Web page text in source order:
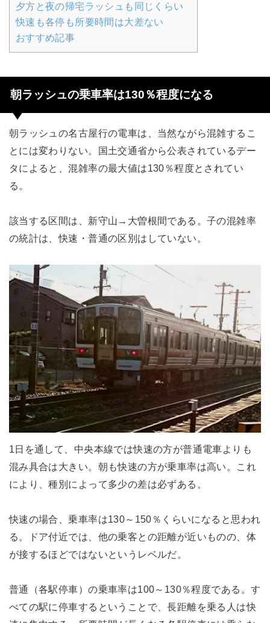
夕方と夜の帰宅ラッシュも同じくらい
快速も各停も所要時間は大差ない
おすすめ記事
朝ラッシュの乗車率は130％程度になる
朝ラッシュの名古屋行の電車は、当然ながら混雑するこ
とには変わりない。国土交通省から公表されているデー
タによると、混雑率の最大値は130％程度とされてい
る。
該当する区間は、新守山→大曽根間である。子の混雑率
の統計は、快速・普通の区別はしていない。
1日を通して、中央本線では快速の方が普通電車よりも
混み具合は大きい。朝も快速の方が乗車率は高い。これ
により、種別によって多少の差は必ずある。
快速の場合、乗車率は130～150％くらいになると思われ
る。ドア付近では、他の乗客との距離が近いものの、体
が接するほどではないというレベルだ。
普通（各駅停車）の乗車率は100～130％程度である。す
べての駅に停車するということで、長距離を乗る人は快